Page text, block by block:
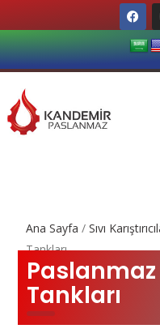
Ana Sayfa /Sıvı
Tankları
Tankları